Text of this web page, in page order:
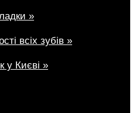
»
всіх зубів »
у Києві »